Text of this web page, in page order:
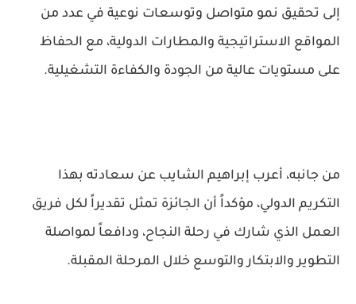
إلى تحقيق نمو متواصل وتوسعات نوعية في عدد من
المواقع الاستراتيجية والمطارات الدولية، مع الحفاظ
على مستويات عالية من الجودة والكفاءة التشغيلية.
من جانبه، أعرب إبراهيم الشايب عن سعادته بهذا
التكريم الدولي، مؤكداً أن الجائزة تمثل تقديراً لكل فريق
العمل الذي شارك في رحلة النجاح، ودافعاً لمواصلة
التطوير والابتكار والتوسع خلال المرحلة المقبلة.